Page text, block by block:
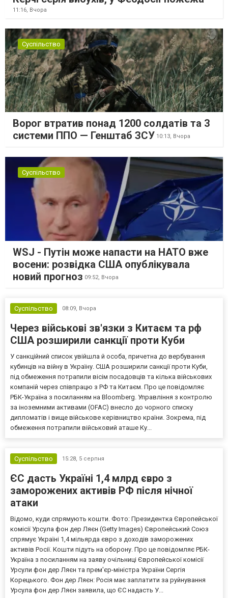
11:16, Вчора
Суспільство
Ворог втратив понад 1200 солдатів та 3
системи ППО — Генштаб ЗСУ 10:13, Вчора
Суспільство
WSJ - Путін може напасти на НАТО вже
восени: розвідка США опублікувала
новий прогноз 09:52, Вчора
Суспільство 08:09, Вчора
Через військові зв'язки з Китаєм та рф
США розширили санкції проти Куби
У санкційний список увійшла й особа, причетна до вербування
кубинців на війну в Україну. США розширили санкції проти Куби,
під обмеження потрапили вісім посадовців та кілька військових
компаній через співпрацю з РФ та Китаєм. Про це повідомляє
РБК-Україна з посиланням на Bloomberg. Управління з контролю
за іноземними активами (OFAC) внесло до чорного списку
дипломатів і вище військове керівництво країни. Зокрема, під
обмеження потрапили військовий аташе Ку...
Суспільство 15:28, 5 серпня
ЄС дасть Україні 1,4 млрд євро з
заморожених активів РФ після нічної
атаки
Відомо, куди спрямують кошти. Фото: Президентка Європейської
комісії Урсула фон дер Ляєн (Getty Images) Європейський Союз
спрямує Україні 1,4 мільярда євро з доходів заморожених
активів Росії. Кошти підуть на оборону. Про це повідомляє РБК-
Україна з посиланням на заяву очільниці Європейської комісії
Урсули фон дер Ляєн та прем'єр-міністра України Сергія
Корецького. Фон дер Ляєн: Росія має заплатити за руйнування
Урсула фон дер Ляєн заявила, що ЄС надасть У...